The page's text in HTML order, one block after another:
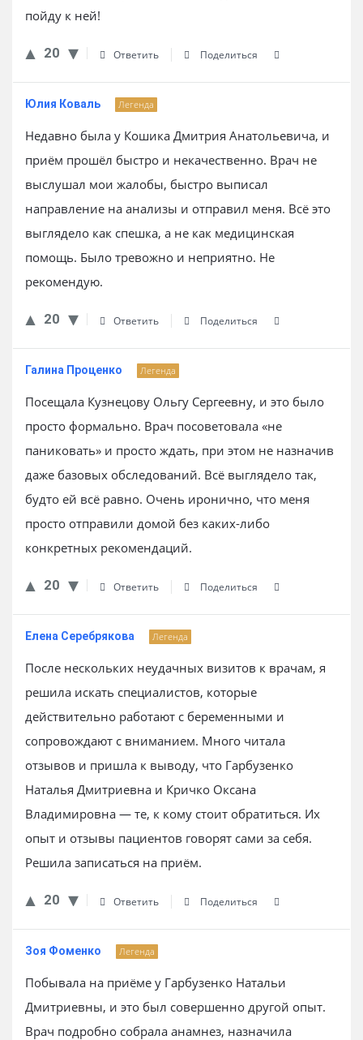
пойду к ней!
20 Ответить Поделиться
Юлия Коваль Легенда
Недавно была у Кошика Дмитрия Анатольевича, и
приём прошёл быстро и некачественно. Врач не
выслушал мои жалобы, быстро выписал
направление на анализы и отправил меня. Всё это
выглядело как спешка, а не как медицинская
помощь. Было тревожно и неприятно. Не
рекомендую.
20 Ответить Поделиться
Галина Проценко Легенда
Посещала Кузнецову Ольгу Сергеевну, и это было
просто формально. Врач посоветовала «не
паниковать» и просто ждать, при этом не назначив
даже базовых обследований. Всё выглядело так,
будто ей всё равно. Очень иронично, что меня
просто отправили домой без каких-либо
конкретных рекомендаций.
20 Ответить Поделиться
Елена Серебрякова Легенда
После нескольких неудачных визитов к врачам, я
решила искать специалистов, которые
действительно работают с беременными и
сопровождают с вниманием. Много читала
отзывов и пришла к выводу, что Гарбузенко
Наталья Дмитриевна и Кричко Оксана
Владимировна — те, к кому стоит обратиться. Их
опыт и отзывы пациентов говорят сами за себя.
Решила записаться на приём.
20 Ответить Поделиться
Зоя Фоменко Легенда
Побывала на приёме у Гарбузенко Натальи
Дмитриевны, и это был совершенно другой опыт.
Врач подробно собрала анамнез, назначила